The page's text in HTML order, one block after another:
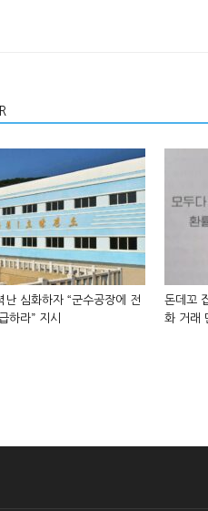
난 심화하자 “군수공장에 전
하라” 지시
돈데꼬
화 거래